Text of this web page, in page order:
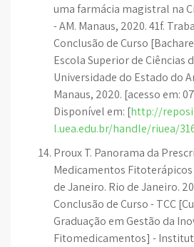
uma farmácia magistral na
- AM. Manaus, 2020. 41f.
Conclusão de Curso
Escola Superior de Ciências
Universidade do Estado do
Manaus, 2020. [acesso em:
Disponível em: [http://
l.uea.edu.br/handle/riuea/
Proux T. Panorama da
Medicamentos Fitoterápicos
de Janeiro. Rio de Janeiro.
Conclusão de Curso - TCC
Graduação em Gestão da
Fitomedicamentos] -